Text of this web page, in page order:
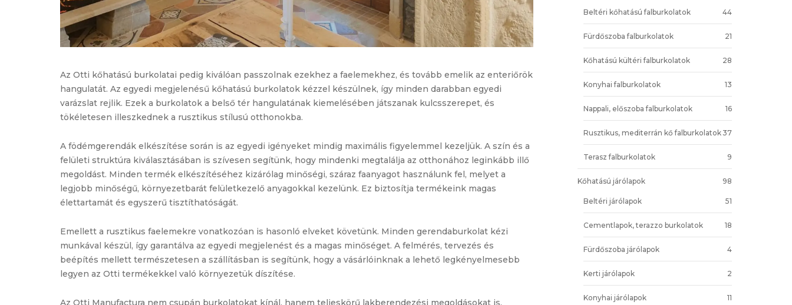
Az Otti kőhatású burkolatai pedig kiválóan passzolnak ezekhez a faelemekhez, és tovább emelik az enteriőrök
hangulatát. Az egyedi megjelenésű kőhatású burkolatok kézzel készülnek, így minden darabban egyedi
varázslat rejlik. Ezek a burkolatok a belső tér hangulatának kiemelésében játszanak kulcsszerepet, és
tökéletesen illeszkednek a rusztikus stílusú otthonokba.
A födémgerendák elkészítése során is az egyedi igényeket mindig maximális figyelemmel kezeljük. A szín és a
felületi struktúra kiválasztásában is szívesen segítünk, hogy mindenki megtalálja az otthonához leginkább illő
megoldást. Minden termék elkészítéséhez kizárólag minőségi, száraz faanyagot használunk fel, melyet a
legjobb minőségű, környezetbarát felületkezelő anyagokkal kezelünk. Ez biztosítja termékeink magas
élettartamát és egyszerű tisztíthatóságát.
Emellett a rusztikus faelemekre vonatkozóan is hasonló elveket követünk. Minden gerendaburkolat kézi
munkával készül, így garantálva az egyedi megjelenést és a magas minőséget. A felmérés, tervezés és
beépítés mellett természetesen a szállításban is segítünk, hogy a vásárlóinknak a lehető legkényelmesebb
legyen az Otti termékekkel való környezetük díszítése.
Beltéri kőhatású falburkolatok 44
Fürdőszoba falburkolatok 21
Kőhatású kültéri falburkolatok 28
Konyhai falburkolatok 13
Nappali, előszoba falburkolatok 16
Rusztikus, mediterrán kő falburkolatok37
Terasz falburkolatok 9
Kőhatású járólapok 98
Beltéri járólapok 51
Cementlapok, terazzo burkolatok 18
Fürdőszoba járólapok 4
Kerti járólapok 2
Konyhai járólapok 11